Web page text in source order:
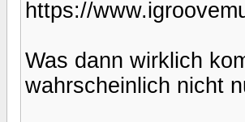
https://
Was dann wirklich
wahrscheinlich nicht